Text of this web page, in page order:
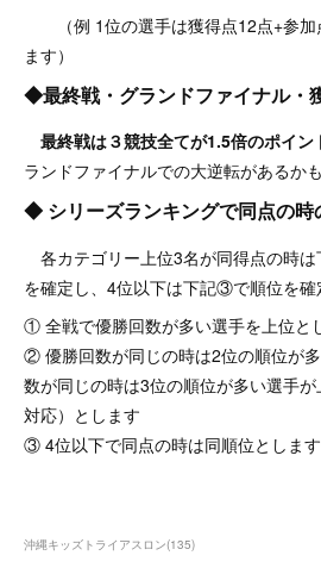
（例 1位の選手は獲得点12点+参加
ます）
◆最終戦・グランドファイナル・
最終戦は３競技全てが1.5倍のポイン
ランドファイナルでの大逆転があるか
◆ シリーズランキングで同点の時
各カテゴリー上位3名が同得点の時
を確定し、4位以下は下記③で順位を確
① 全戦で優勝回数が多い選手を上位と
② 優勝回数が同じの時は2位の順位が
数が同じの時は3位の順位が多い選手
対応）とします
③ 4位以下で同点の時は同順位とします
沖縄キッズトライアスロン(135)